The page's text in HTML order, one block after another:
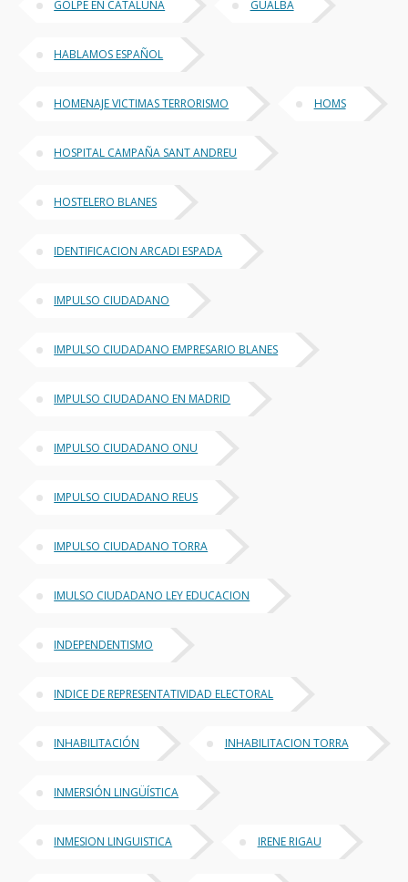
GOLPE EN CATALUÑA GUALBA
HABLAMOS ESPAÑOL
HOMENAJE VICTIMAS TERRORISMO HOMS
HOSPITAL CAMPAÑA SANT ANDREU
HOSTELERO BLANES
IDENTIFICACION ARCADI ESPADA
IMPULSO CIUDADANO
IMPULSO CIUDADANO EMPRESARIO BLANES
IMPULSO CIUDADANO EN MADRID
IMPULSO CIUDADANO ONU
IMPULSO CIUDADANO REUS
IMPULSO CIUDADANO TORRA
IMULSO CIUDADANO LEY EDUCACION
INDEPENDENTISMO
INDICE DE REPRESENTATIVIDAD ELECTORAL
INHABILITACIÓN INHABILITACION TORRA
INMERSIÓN LINGÜÍSTICA
INMESION LINGUISTICA IRENE RIGAU